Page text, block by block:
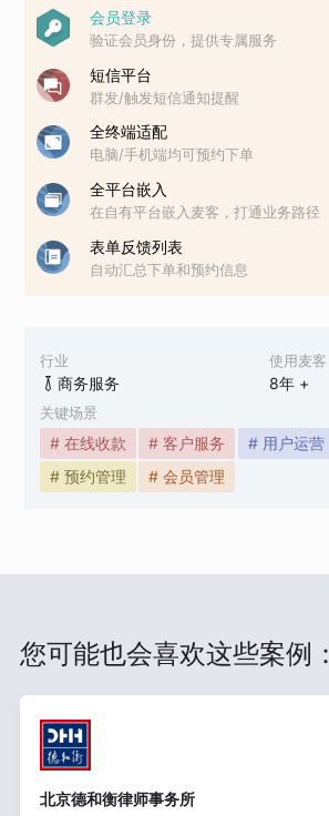
行业
商务服务
使用麦客
8年 +
关键场景
# 在线收款 # 客户服务 # 用户运营
# 预约管理
# 会员管理
会员登录
验证会员身份，提供专属服务
短信平台
群发/触发短信通知提醒
全终端适配
电脑/手机端均可预约下单
全平台嵌入
在自有平台嵌入麦客，打通业务路径
表单反馈列表
自动汇总下单和预约信息
您可能也会喜欢这些案例：
北京德和衡律师事务所